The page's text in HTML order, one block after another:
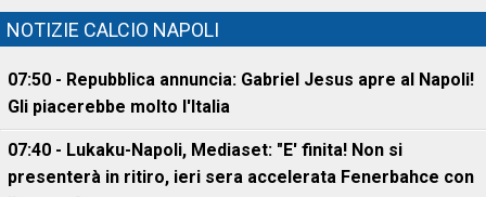
NOTIZIE CALCIO NAPOLI
07:50 - Repubblica annuncia: Gabriel Jesus apre al Napoli!
Gli piacerebbe molto l'Italia
07:40 - Lukaku-Napoli, Mediaset: "E' finita! Non si
presenterà in ritiro, ieri sera accelerata Fenerbahce con